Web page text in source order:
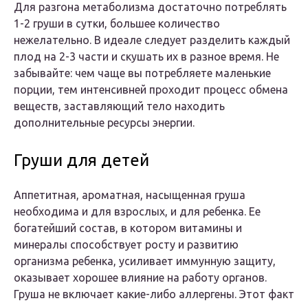
Для разгона метаболизма достаточно потреблять
1-2 груши в сутки, большее количество
нежелательно. В идеале следует разделить каждый
плод на 2-3 части и скушать их в разное время. Не
забывайте: чем чаще вы потребляете маленькие
порции, тем интенсивней проходит процесс обмена
веществ, заставляющий тело находить
дополнительные ресурсы энергии.
Груши для детей
Аппетитная, ароматная, насыщенная груша
необходима и для взрослых, и для ребенка. Ее
богатейший состав, в котором витамины и
минералы способствует росту и развитию
организма ребенка, усиливает иммунную защиту,
оказывает хорошее влияние на работу органов.
Груша не включает какие-либо аллергены. Этот факт